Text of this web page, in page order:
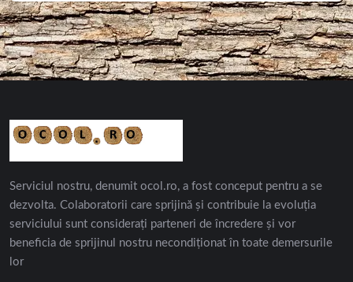
Serviciul nostru, denumit ocol.ro, a fost conceput pentru a se
dezvolta. Colaboratorii care sprijină și contribuie la evoluția
serviciului sunt considerați parteneri de încredere și vor
beneficia de sprijinul nostru necondiționat în toate demersurile
lor